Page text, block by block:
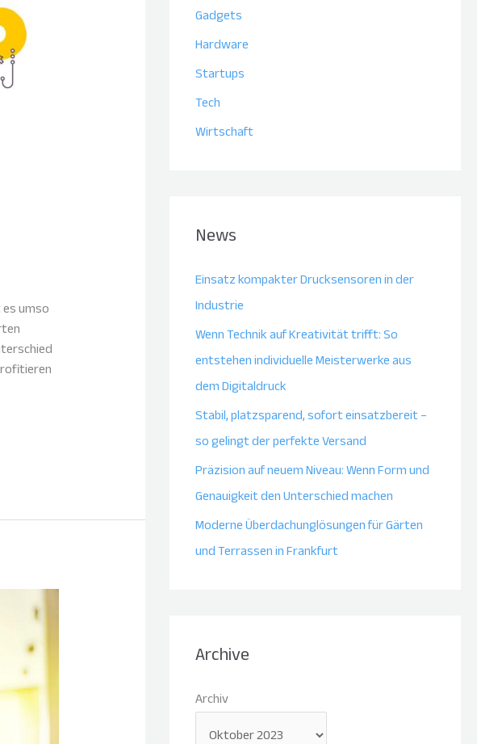
umso
Gadgets
Hardware
Startups
Tech
Wirtschaft
News
Einsatz kompakter Drucksensoren in der
Industrie
Wenn Technik auf Kreativität trifft: So
entstehen individuelle Meisterwerke aus
dem Digitaldruck
Stabil, platzsparend, sofort einsatzbereit –
so gelingt der perfekte Versand
Präzision auf neuem Niveau: Wenn Form und
Genauigkeit den Unterschied machen
Moderne Überdachunglösungen für Gärten
und Terrassen in Frankfurt
Archive
Archiv